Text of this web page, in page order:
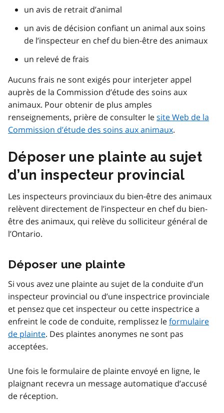
un avis de retrait d’animal
un avis de décision confiant un animal aux soins
de l’inspecteur en chef du bien-être des animaux
un relevé de frais
Aucuns frais ne sont exigés pour interjeter appel
auprès de la Commission d’étude des soins aux
animaux. Pour obtenir de plus amples
renseignements, prière de consulter lesite Web de la
Commission d’étude des soins aux animaux.
Déposer une plainte au sujet
d’un inspecteur provincial
Les inspecteurs provinciaux du bien-être des animaux
relèvent directement de l’inspecteur en chef du bien-
être des animaux, qui relève du solliciteur général de
l’Ontario.
Déposer une plainte
Si vous avez une plainte au sujet de la conduite d’un
inspecteur provincial ou d’une inspectrice provinciale
et pensez que cet inspecteur ou cette inspectrice a
enfreint le code de conduite, remplissez leformulaire
de plainte. Des plaintes anonymes ne sont pas
acceptées.
Une fois le formulaire de plainte envoyé en ligne, le
plaignant recevra un message automatique d’accusé
de réception.